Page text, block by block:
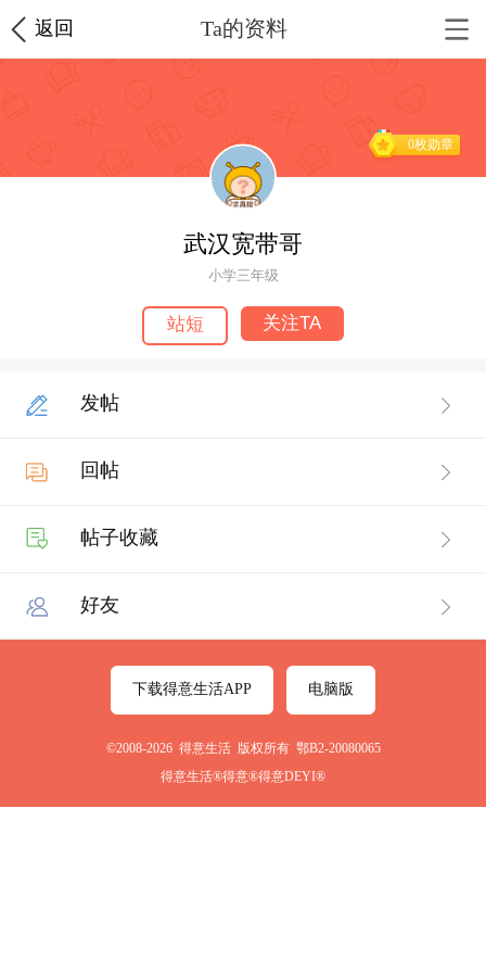
返回 Ta的资料
0枚勋章
武汉宽带哥
小学三年级
站短 关注TA
发帖
回帖
帖子收藏
好友
下载得意生活APP 电脑版
©2008-2026 得意生活 版权所有 鄂B2-20080065
得意生活®得意®得意DEYI®